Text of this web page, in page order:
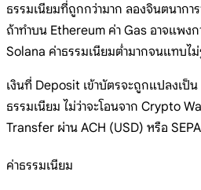
ธรรมเนียมที่ถูกกว่ามาก ลองจินตนากา
ถ้าทำบน Ethereum ค่า Gas อาจแพง
Solana ค่าธรรมเนียมต่ำมากจนแทบไ
เงินที่ Deposit เข้าบัตรจะถูกแปลงเป็
ธรรมเนียม ไม่ว่าจะโอนจาก Crypto
Transfer ผ่าน ACH (USD) หรือ
ค่าธรรมเนียม